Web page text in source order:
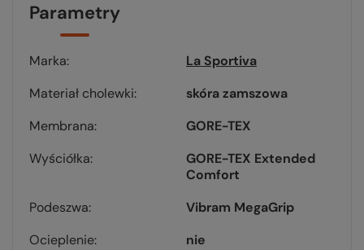
Parametry
Marka
La Sportiva
Materiał cholewki
skóra zamszowa
Membrana
GORE-TEX
Wyściółka
GORE-TEX Extended
Comfort
Podeszwa
Vibram MegaGrip
Ocieplenie
nie